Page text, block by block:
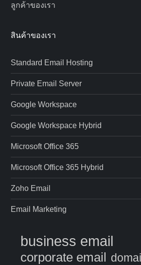
ลูกค้าของเรา
สินค้าของเรา
Standard Email Hosting
Private Email Server
Google Workspace
Google Workspace Hybrid
Microsoft Office 365
Microsoft Office 365 Hybrid
Zoho Email
Email Marketing
business email
corporate email